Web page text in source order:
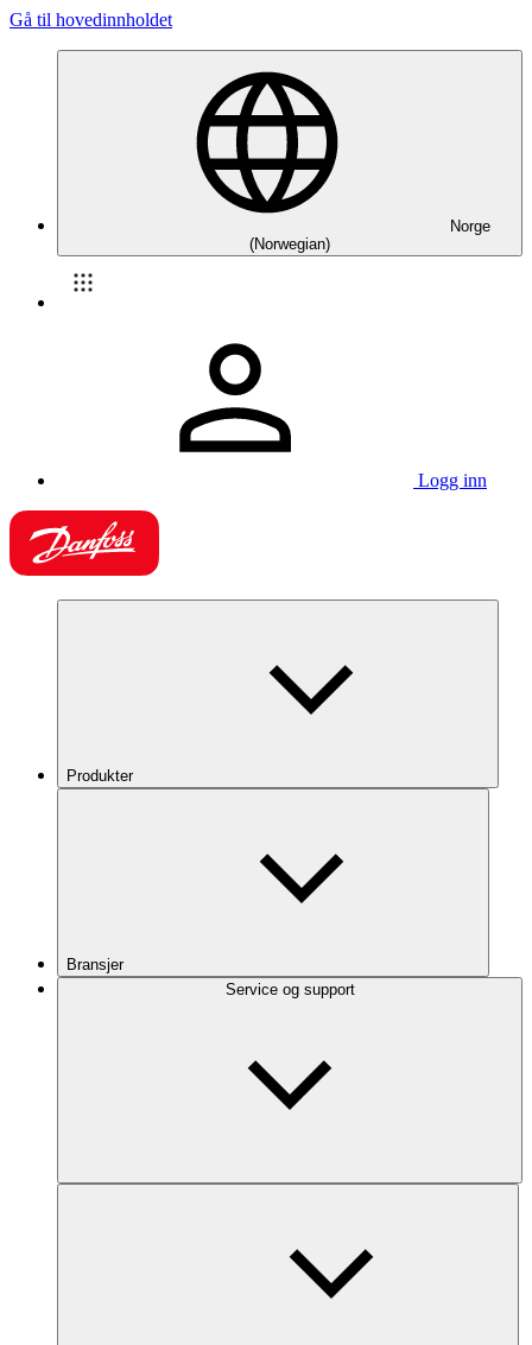
Gå til hovedinnholdet
Norge
(Norwegian)
Logg inn
Produkter
Bransjer
Service og support